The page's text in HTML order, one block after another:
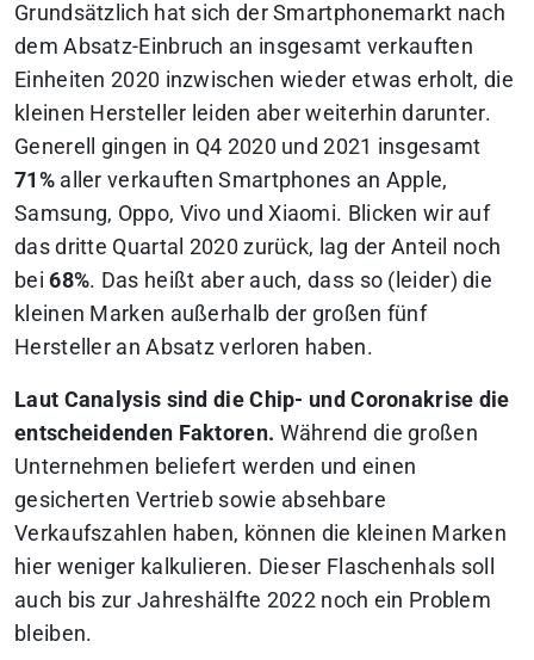
Grundsätzlich hat sich der Smartphonemarkt nach
dem Absatz-Einbruch an insgesamt verkauften
Einheiten 2020 inzwischen wieder etwas erholt, die
kleinen Hersteller leiden aber weiterhin darunter.
Generell gingen in Q4 2020 und 2021 insgesamt
71%aller verkauften Smartphones an Apple,
Samsung, Oppo, Vivo und Xiaomi. Blicken wir auf
das dritte Quartal 2020 zurück, lag der Anteil noch
bei68%. Das heißt aber auch, dass so (leider) die
kleinen Marken außerhalb der großen fünf
Hersteller an Absatz verloren haben.
Laut Canalysis sind die Chip- und Coronakrise die
entscheidenden Faktoren. Während die großen
Unternehmen beliefert werden und einen
gesicherten Vertrieb sowie absehbare
Verkaufszahlen haben, können die kleinen Marken
hier weniger kalkulieren. Dieser Flaschenhals soll
auch bis zur Jahreshälfte 2022 noch ein Problem
bleiben.